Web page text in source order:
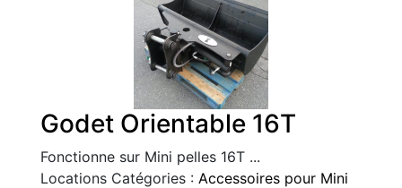
Godet Orientable 16T
Fonctionne sur Mini pelles 16T ...
Locations Catégories : Accessoires pour Mini